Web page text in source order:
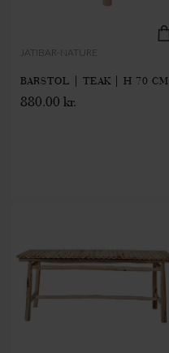
JATIBAR-NATURE
BARSTOL | TEAK | H 70 CM
880.00 kr.